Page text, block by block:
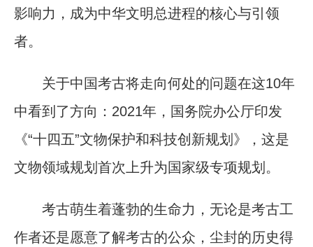
影响力，成为中华文明总进程的核心与引领
者。
关于中国考古将走向何处的问题在这10年
中看到了方向：2021年，国务院办公厅印发
《“十四五”文物保护和科技创新规划》，这是
文物领域规划首次上升为国家级专项规划。
考古萌生着蓬勃的生命力，无论是考古工
作者还是愿意了解考古的公众，尘封的历史得